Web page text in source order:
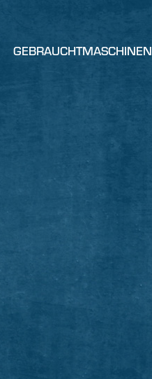
GEBRAUCHTMASCHINEN